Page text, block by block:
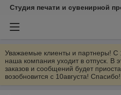
Студия печати и сувенирной
Уважаемые клиенты и партнеры! С
наша компания уходит в отпуск. В
заказов и сообщений будет
возобновится с 10августа!